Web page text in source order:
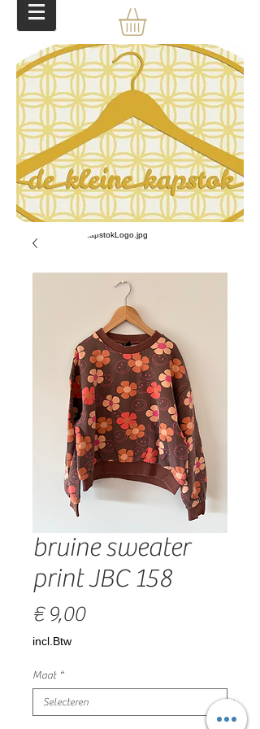
bruine sweater
print JBC 158
€ 9,00Prijs
incl.Btw
Maat *